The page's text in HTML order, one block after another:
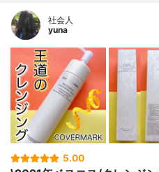
社会人
yuna
5.00